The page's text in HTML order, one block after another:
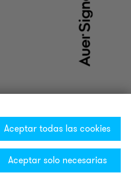
Aceptar todas las cookies
Aceptar solo necesarias